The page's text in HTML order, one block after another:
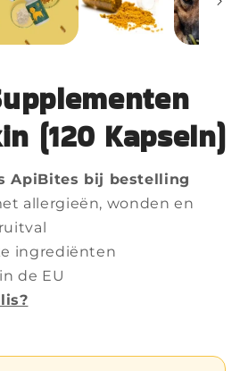
(120 Kapseln)
ApiBites bij bestelling
allergieën, wonden en
ingrediënten
de EU